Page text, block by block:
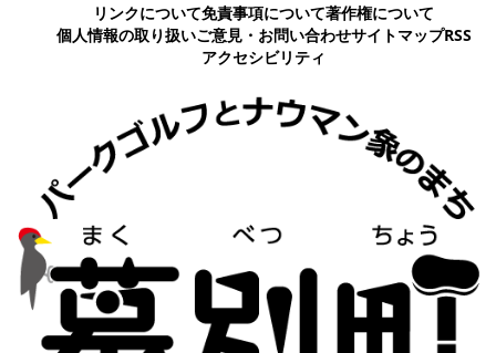
リンクについて免責事項について著作権について
個人情報の取り扱いご意見・お問い合わせサイトマップRSS
アクセシビリティ